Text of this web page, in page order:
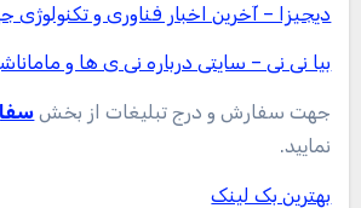
دیجیزا – آخرین اخبار فناوری و تکنولوژی
بیا نی نی – سایتی درباره نی ی ها و
جهت سفارش و درج تبلیغات از بخش
نمایید.
بهترین بک لینک